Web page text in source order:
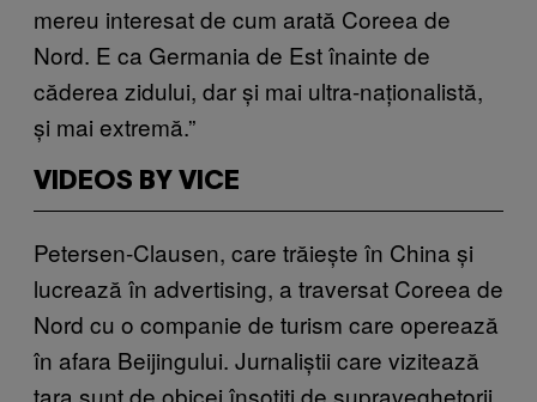
mereu interesat de cum arată Coreea de
Nord. E ca Germania de Est înainte de
căderea zidului, dar și mai ultra-naționalistă,
și mai extremă.”
VIDEOS BY VICE
Petersen-Clausen, care trăiește în China și
lucrează în advertising, a traversat Coreea de
Nord cu o companie de turism care operează
în afara Beijingului. Jurnaliștii care vizitează
țara sunt de obicei însoțiți de supraveghetorii